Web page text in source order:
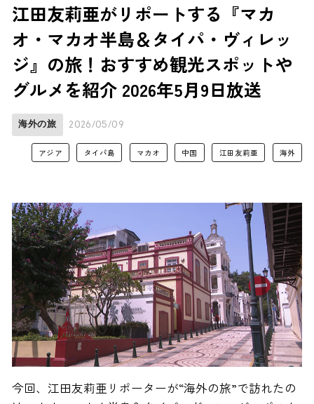
江田友莉亜がリポートする『マカ
オ・マカオ半島＆タイパ・ヴィレッ
ジ』の旅！おすすめ観光スポットや
グルメを紹介 2026年5月9日放送
海外の旅 2026/05/09
アジア タイパ島 マカオ 中国 江田友莉亜 海外
今回、江田友莉亜リポーターが“海外の旅”で訪れたの